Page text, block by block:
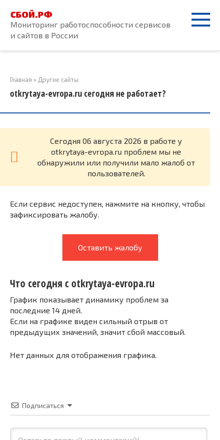
контенту
СБОЙ.РФ
Мониторинг работоспособности сервисов
и сайтов в России
Главная » Другие сайты
otkrytaya-evropa.ru сегодня не работает?
Cегодня 06 августа 2026 в работе у
otkrytaya-evropa.ru проблем мы не
обнаружили или получили мало жалоб от
пользователей.
Если сервис недоступен, нажмите на кнопку, чтобы
зафиксировать жалобу.
Оставить жалобу
Что сегодня с otkrytaya-evropa.ru
График показывает динамику проблем за
последние 14 дней.
Если на графике виден сильный отрыв от
предыдущих значений, значит сбой массовый.
Нет данных для отображения графика.
Подписаться